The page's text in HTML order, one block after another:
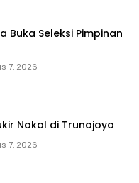
Buka Seleksi Pimpinan
7, 2026
Nakal di Trunojoyo
7, 2026